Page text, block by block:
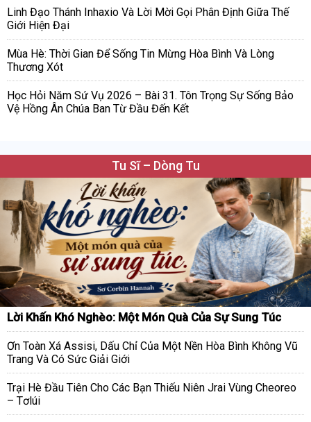
Linh Đạo Thánh Inhaxio Và Lời Mời Gọi Phân Định Giữa Thế
Giới Hiện Đại
Mùa Hè: Thời Gian Để Sống Tin Mừng Hòa Bình Và Lòng
Thương Xót
Học Hỏi Năm Sứ Vụ 2026 – Bài 31. Tôn Trọng Sự Sống Bảo
Vệ Hồng Ân Chúa Ban Từ Đầu Đến Kết
Tu Sĩ – Dòng Tu
Lời Khấn Khó Nghèo: Một Món Quà Của Sự Sung Túc
Ơn Toàn Xá Assisi, Dấu Chỉ Của Một Nền Hòa Bình Không Vũ
Trang Và Có Sức Giải Giới
Trại Hè Đầu Tiên Cho Các Bạn Thiếu Niên Jrai Vùng Cheoreo
– Tơlúi